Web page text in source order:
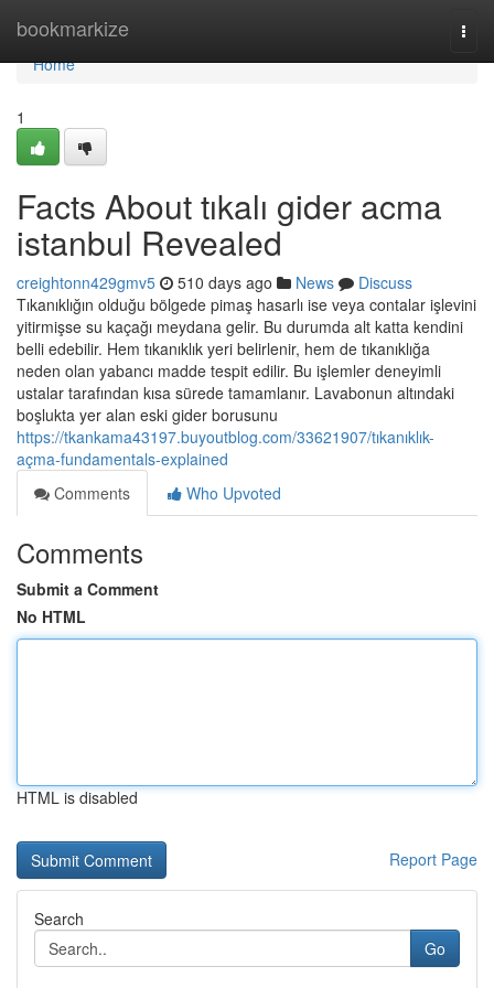
bookmarkize
Home
Home
1
Facts About tıkalı gider acma
istanbul Revealed
creightonn429gmv5 510 days ago News
Discuss
Tıkanıklığın olduğu bölgede pimaş hasarlı ise veya contalar işlevini
yitirmişse su kaçağı meydana gelir. Bu durumda alt katta kendini
belli edebilir. Hem tıkanıklık yeri belirlenir, hem de tıkanıklığa
neden olan yabancı madde tespit edilir. Bu işlemler deneyimli
ustalar tarafından kısa sürede tamamlanır. Lavabonun altındaki
boşlukta yer alan eski gider borusunu
https://tkankama43197.buyoutblog.com/33621907/tıkanıklık-
açma-fundamentals-explained
Comments
Who Upvoted
Comments
Submit a Comment
No HTML
HTML is disabled
Report Page
Search
Go